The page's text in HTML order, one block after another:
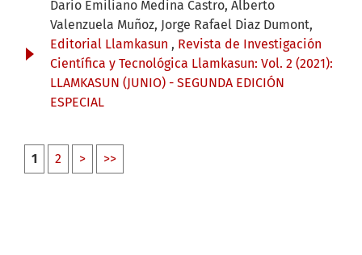
Dario Emiliano Medina Castro, Alberto
Valenzuela Muñoz, Jorge Rafael Diaz Dumont,
Editorial Llamkasun , Revista de Investigación
Científica y Tecnológica Llamkasun: Vol. 2 (2021):
LLAMKASUN (JUNIO) - SEGUNDA EDICIÓN
ESPECIAL
1 2 > >>